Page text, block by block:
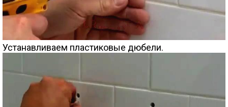
Устанавливаем пластиковые дюбели.